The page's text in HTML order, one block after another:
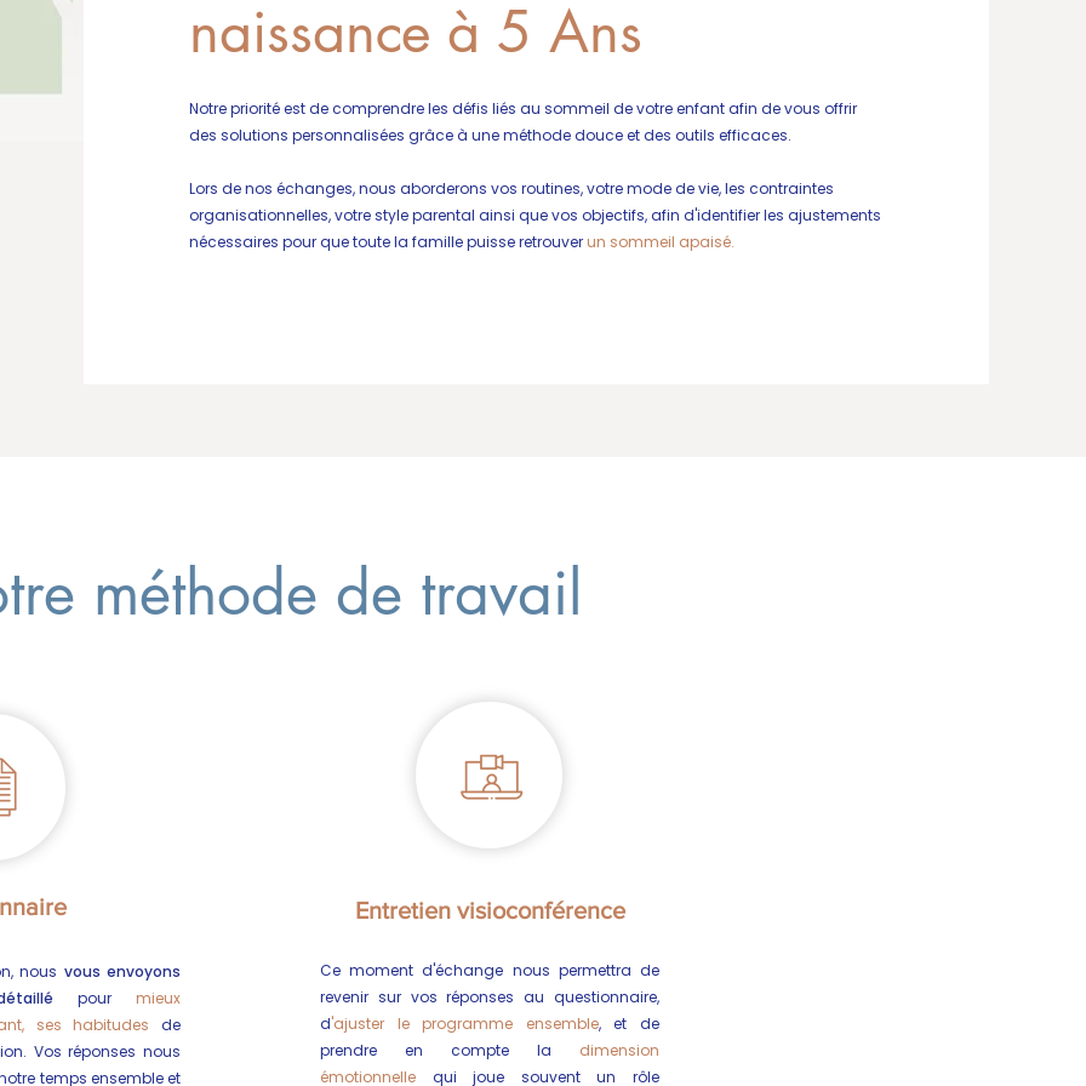
naissance à 5 Ans
Notre priorité est de comprendre les défis liés au sommeil de votre enfant afin de vous offrir
des solutions personnalisées grâce à une méthode douce et des outils efficaces.
Lors de nos échanges, nous aborderons vos routines, votre mode de vie, les contraintes
organisationnelles, votre style parental ainsi que vos objectifs, afin d'identifier les ajustements
nécessaires pour que toute la famille puisse retrouver un sommeil apaisé.
méthode de travail
nous vous envoyons
pour mieux
ses habitudes de
Vos réponses nous
temps ensemble et
Entretien visioconférence
Ce moment d'échange nous permettra de
revenir sur vos réponses au questionnaire,
d'ajuster le programme ensemble, et de
prendre en compte la dimension
émotionnelle qui joue souvent un rôle